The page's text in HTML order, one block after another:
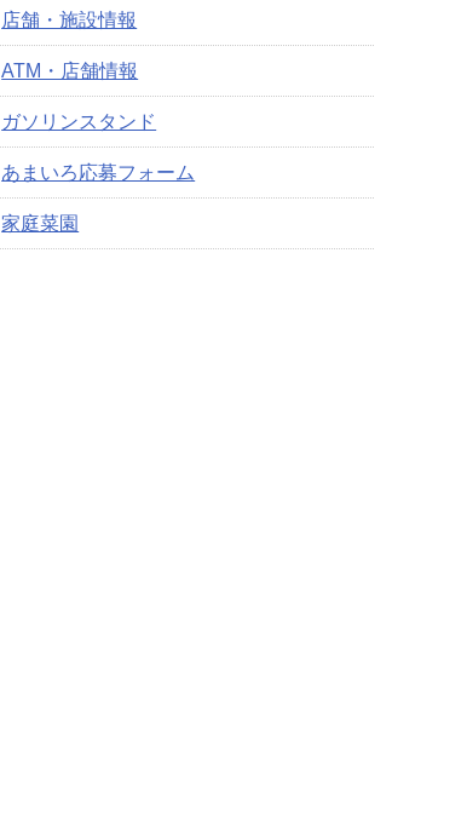
店舗・施設情報
ATM・店舗情報
ガソリンスタンド
あまいろ応募フォーム
家庭菜園